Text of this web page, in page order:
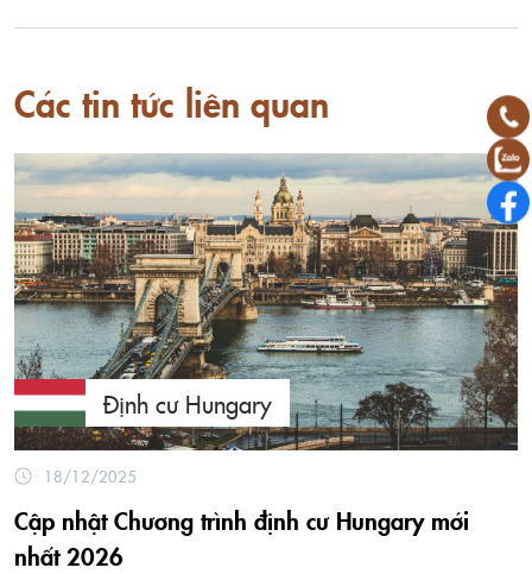
Các tin tức liên quan
Định cư Hungary
18/12/2025
Cập nhật Chương trình định cư Hungary mới
nhất 2026